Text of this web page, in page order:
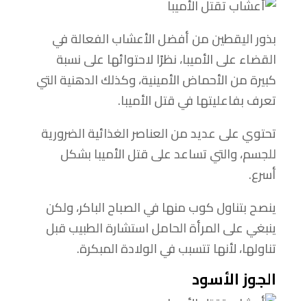
بذور اليقطين من أفضل الأعشاب الفعالة في
القضاء على الأميبا، نظرًا لاحتوائها على نسبة
كبيرة من الأحماض الأمينية، وكذلك الدهنية التي
تعرف بفاعليتها في قتل الأميبا.
تحتوي على عديد من العناصر الغذائية الضرورية
للجسم، والتي تساعد على قتل الأميبا بشكل
أسرع.
ينصح بتناول كوب منها في الصباح الباكر، ولكن
ينبغي على المرأة الحامل استشارة الطبيب قبل
تناولها، لأنها تتسبب في الولادة المبكرة.
الجوز الأسود